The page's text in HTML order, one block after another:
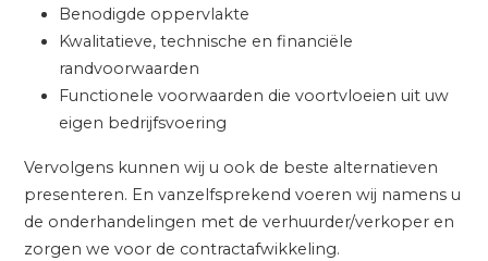
Benodigde oppervlakte
Kwalitatieve, technische en financiële
randvoorwaarden
Functionele voorwaarden die voortvloeien uit uw
eigen bedrijfsvoering
Vervolgens kunnen wij u ook de beste alternatieven
presenteren. En vanzelfsprekend voeren wij namens u
de onderhandelingen met de verhuurder/verkoper en
zorgen we voor de contractafwikkeling.